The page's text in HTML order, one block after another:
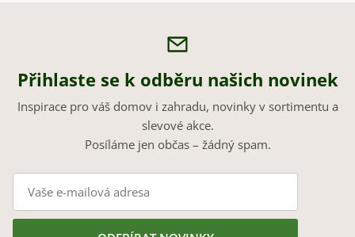
Přihlaste se k odběru našich novinek
Inspirace pro váš domov i zahradu, novinky v sortimentu a
slevové akce.
Posíláme jen občas – žádný spam.